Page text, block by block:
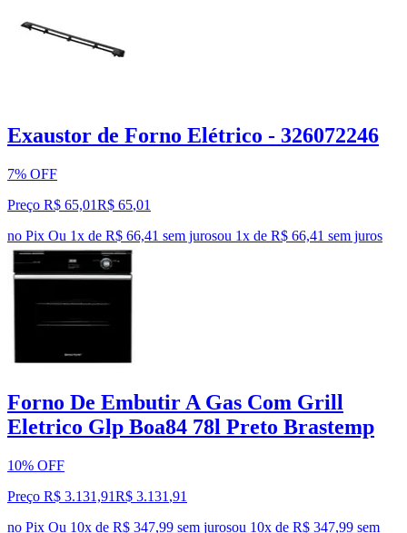
Exaustor de Forno Elétrico - 326072246
7% OFF
Preço R$ 65,01R$ 65,01
no Pix Ou 1x de R$ 66,41 sem jurosou 1x de R$ 66,41 sem juros
Forno De Embutir A Gas Com Grill
Eletrico Glp Boa84 78l Preto Brastemp
10% OFF
Preço R$ 3.131,91R$ 3.131 ,91
no Pix Ou 10x de R$ 347,99 sem jurosou 10x de R$ 347,99 sem